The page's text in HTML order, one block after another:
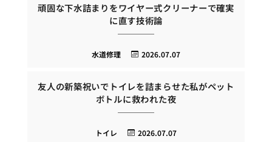
頑固な下水詰まりをワイヤー式クリーナーで確実
に直す技術論
2026.07.07
水道修理
友人の新築祝いでトイレを詰まらせた私がペット
ボトルに救われた夜
2026.07.07
トイレ